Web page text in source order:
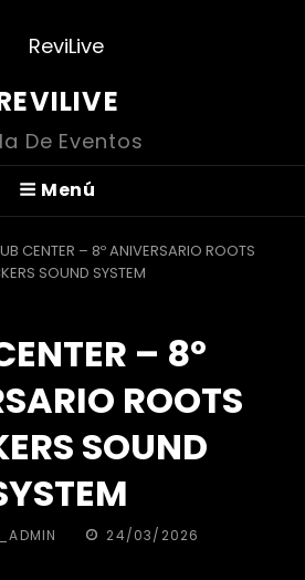
De Eventos
Menú
CENTER – 8º ANIVERSARIO ROOTS
SOUND SYSTEM
– 8º
ROOTS
SOUND
PUBLICADA
24/03/2026